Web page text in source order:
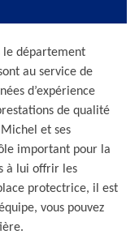
le département
au service de
d’expérience
de qualité
et ses
important pour la
à lui offrir les
protectrice, il est
vous pouvez